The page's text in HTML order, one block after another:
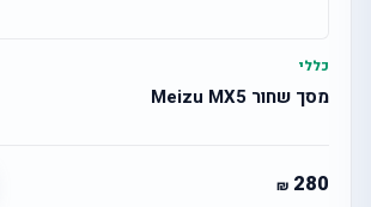
כללי
מסך שחור Meizu MX5
280